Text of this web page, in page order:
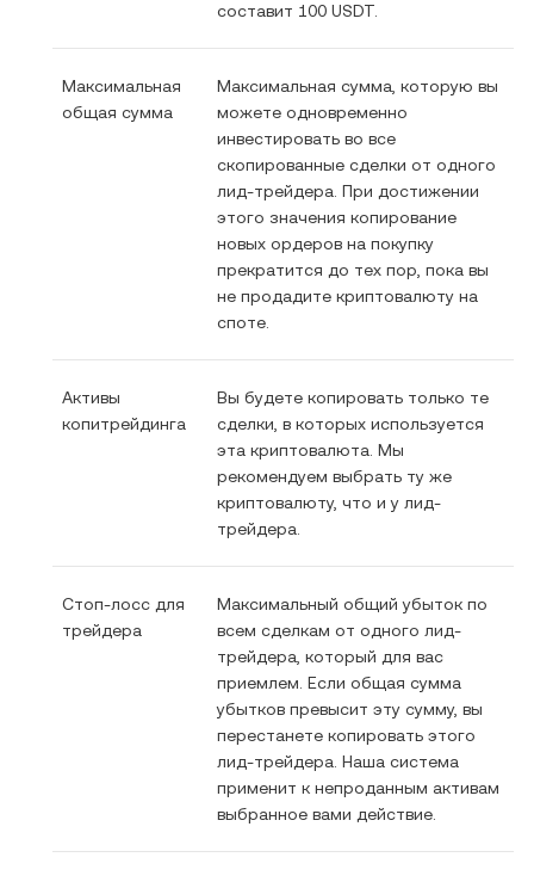
составит 100 USDT.
Максимальная
общая сумма
Максимальная сумма, которую вы
можете одновременно
инвестировать во все
скопированные сделки от одного
лид-трейдера. При достижении
этого значения копирование
новых ордеров на покупку
прекратится до тех пор, пока вы
не продадите криптовалюту на
споте.
Активы
копитрейдинга
Вы будете копировать только те
сделки, в которых используется
эта криптовалюта. Мы
рекомендуем выбрать ту же
криптовалюту, что и у лид-
трейдера.
Стоп-лосс для
трейдера
Максимальный общий убыток по
всем сделкам от одного лид-
трейдера, который для вас
приемлем. Если общая сумма
убытков превысит эту сумму, вы
перестанете копировать этого
лид-трейдера. Наша система
применит к непроданным активам
выбранное вами действие.